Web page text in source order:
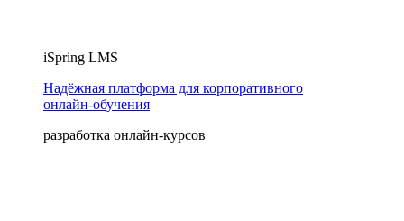
iSpring LMS
Надёжная платформа для корпоративного
онлайн‑обучения
разработка онлайн-курсов